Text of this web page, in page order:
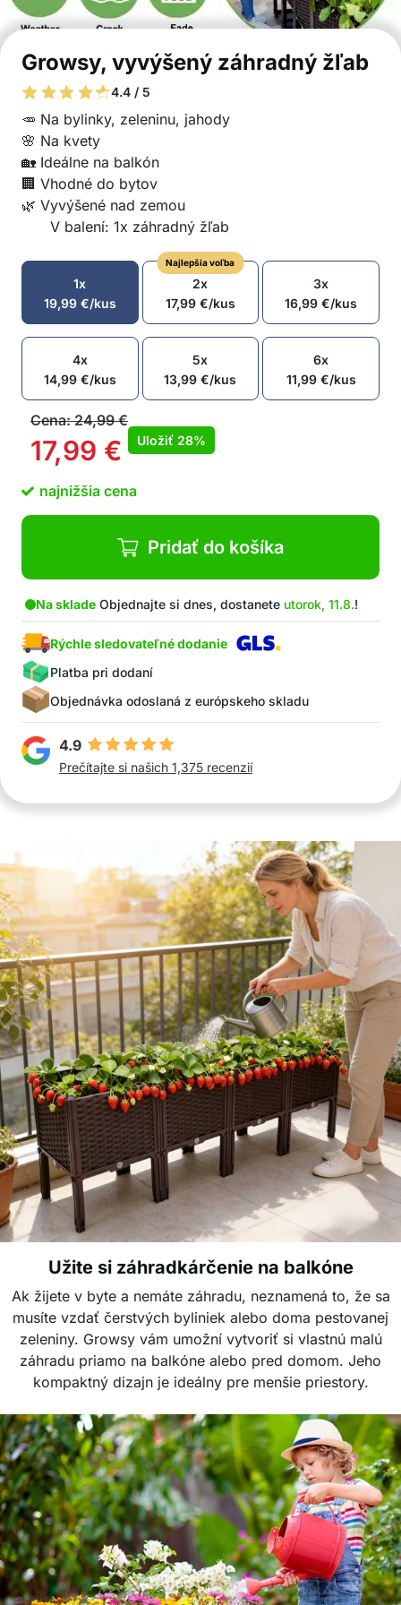
Growsy, vyvýšený záhradný žľab
4.4 / 5
🥕 Na bylinky, zeleninu, jahody
🌸 Na kvety
🏡 Ideálne na balkón
🏢 Vhodné do bytov
🌿 Vyvýšené nad zemou
V balení: 1x záhradný žľab
1x
19,99 €/kus
Najlepšia voľba
2x
17,99 €/kus
3x
16,99€/kus
4x
14,99 €/kus
5x
13,99€/kus
6x
11,99 €/kus
Cena:24,99€
17,99 € Uložiť 28%
najnižšia cena
Pridať do košíka
Na sklade Objednajte si dnes, dostanete utorok, 11.8.!
Rýchle sledovateľné dodanie
Platba pri dodaní
Objednávka odoslaná z európskeho skladu
4.9
Prečítajte si našich 1,375 recenzií
Užite si záhradkárčenie na balkóne
Ak žijete v byte a nemáte záhradu, neznamená to, že sa
musíte vzdať čerstvých byliniek alebo doma pestovanej
zeleniny. Growsy vám umožní vytvoriť si vlastnú malú
záhradu priamo na balkóne alebo pred domom. Jeho
kompaktný dizajn je ideálny pre menšie priestory.